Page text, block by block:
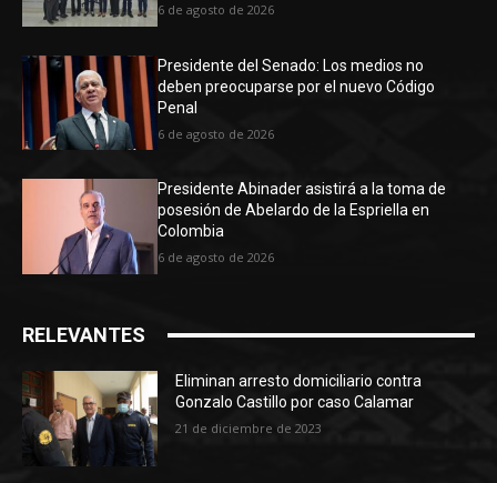
6 de agosto de 2026
Presidente del Senado: Los medios no
deben preocuparse por el nuevo Código
Penal
6 de agosto de 2026
Presidente Abinader asistirá a la toma de
posesión de Abelardo de la Espriella en
Colombia
6 de agosto de 2026
RELEVANTES
Eliminan arresto domiciliario contra
Gonzalo Castillo por caso Calamar
21 de diciembre de 2023